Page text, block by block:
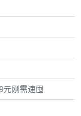
元刚需速囤